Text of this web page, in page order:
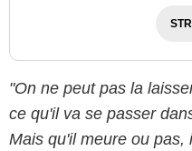
"On ne peut pas la
ce qu'il va se passer
Mais qu'il meure ou pas,